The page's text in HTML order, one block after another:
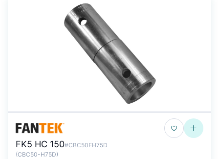
FK5 HC 150#CBC50FH75D
(CBC50-H75D)